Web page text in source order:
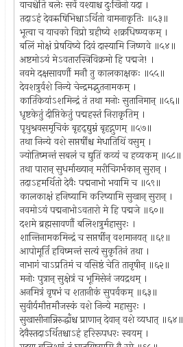
वाचश्चेति बलेः सर्वे वश्याश्च दुःखिनो यदा ।
तदाऽहं देवऋषिभिश्चाऽर्थितो वामनाकृतिः ॥५३॥
भूत्वा च याचको विप्रो ग्रहीष्ये शक्रधिष्ण्यकम् ।
बलिं मोक्षं प्रेषयिष्ये दिवं दास्यामि जिष्णवे ॥५४॥
अष्टमोऽयं मेऽवतारस्त्रिविक्रमो हि पद्मजे! ।
नवमे दक्षसावर्णौ मनौ तु कालकाक्षकः ॥५५॥
देवशत्रुर्वशे निन्ये चेन्द्रमद्भुतनामकम् ।
कार्तिकेयांऽशमिन्द्रं तं तथा मनोः सुतानिमान् ॥५६॥
धृष्टकेतुं दीप्तिकेतुं पद्महस्तं निराकृतिम् ।
पृथुश्रवसमृचिकं बृहद्द्युम्नं बृहद्गुणम् ॥५७॥
तथा निन्ये वशे सप्तर्षींश्च मेधातिथिं वसुम् ।
ज्योतिष्मन्तं सबलं च द्युतिं कव्यं च हव्यकम् ॥५८॥
तथा पारान् सुधर्माख्यान् मरीचिगर्भकान् सुरान् ।
तदाऽहमर्थितो देवैः पद्मनाभो भवामि च ॥५९॥
कालकाक्षं हनिष्यामि करिष्यामि सुखान् सुरान् ।
नवमोऽयं पद्मनाभोऽवतारो मे हि पद्मजे ॥६०॥
दशमे ब्रह्मसावर्णौ बलिशत्रुर्महासुरः ।
शान्तिनामकमिन्द्रं च सप्तर्षीन् वशमानयत् ॥६१॥
आपोमूर्तिं हविष्मन्तं सत्यं सुकृतिनं तथा ।
नाभागं चाऽप्रतिमं च वसिष्ठं चेति तानृषीन् ॥६२॥
मनोः पुत्रान् सुक्षेत्रं च भूमिसेनं जयद्रथम् ।
अनमित्रं वृषभं च शतानीकं सुपर्वकम् ॥६३॥
सुवीर्यमौत्तमौजस्कं वशे निन्ये महासुरः ।
सुखासीनान्निरुद्धाँश्च प्राणान् देवान् वशे व्यधात् ॥६४॥
देवैस्तदाऽर्थितश्चाऽहं हरिरूपधरः स्वयम् ।